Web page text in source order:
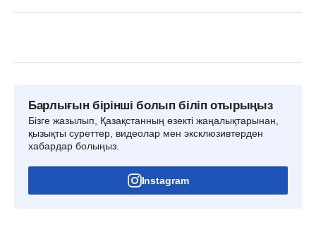
Барлығын бірінші болып біліп отырыңыз
Бізге жазылып, Қазақстанның өзекті жаңалықтарынан,
қызықты суреттер, видеолар мен эксклюзивтерден
хабардар болыңыз.
Instagram